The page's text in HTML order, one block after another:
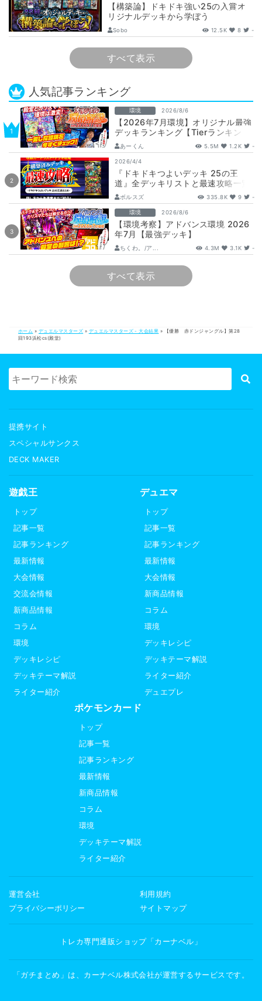
【構築論】ドキドキ強い25の入賞オ
リジナルデッキから学ぼう
【DuelMastersMemory5日目】
Sobo 12.5K 8 -
すべて表示
人気記事ランキング
環境 2026/8/6
【2026年7月環境】オリジナル最強
デッキランキング【Tierランキン
グ】
あーくん 5.5M 1.2K -
2026/4/4
『ドキドキつよいデッキ 25の王
道』全デッキリストと最速攻略一覧
【DM26-SD1】
ボルスズ 335.8K 9 -
環境 2026/8/6
【環境考察】アドバンス環境 2026
年7月【最強デッキ】
ちくわ。/ア... 4.3M 3.1K -
すべて表示
ホーム » デュエルマスターズ » デュエルマスターズ - 大会結果 »
【優勝 赤ドンジャングル】第28
回193浜松cs(殿堂)
提携サイト
スペシャルサンクス
DECK MAKER
遊戯王
トップ
記事一覧
記事ランキング
最新情報
大会情報
交流会情報
新商品情報
コラム
環境
デッキレシピ
デッキテーマ解説
ライター紹介
デュエマ
トップ
記事一覧
記事ランキング
最新情報
大会情報
新商品情報
コラム
環境
デッキレシピ
デッキテーマ解説
ライター紹介
デュエプレ
ポケモンカード
トップ
記事一覧
記事ランキング
最新情報
新商品情報
コラム
環境
デッキテーマ解説
ライター紹介
運営会社
利用規約
プライバシーポリシー
サイトマップ
トレカ専門通販ショップ「カーナベル」
「ガチまとめ」は、カーナベル株式会社が運営するサービスです。